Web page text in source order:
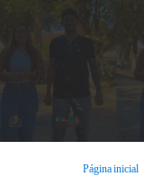
Página inicial